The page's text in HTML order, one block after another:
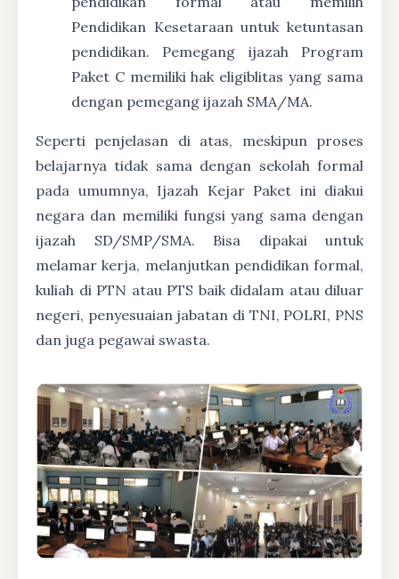
Pendidikan Kesetaraan untuk ketuntasan
pendidikan. Pemegang ijazah Program
Paket C memiliki hak eligiblitas yang sama
dengan pemegang ijazah SMA/MA.
Seperti penjelasan di atas, meskipun proses
belajarnya tidak sama dengan sekolah formal
pada umumnya, Ijazah Kejar Paket ini diakui
negara dan memiliki fungsi yang sama dengan
ijazah SD/SMP/SMA. Bisa dipakai untuk
melamar kerja, melanjutkan pendidikan formal,
kuliah di PTN atau PTS baik didalam atau diluar
negeri, penyesuaian jabatan di TNI, POLRI, PNS
dan juga pegawai swasta.